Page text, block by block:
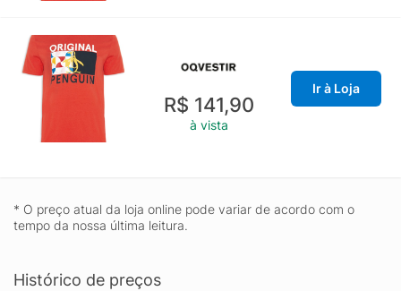
R$ 141,90
à vista
Ir à Loja
* O preço atual da loja online pode variar de acordo com o
tempo da nossa última leitura.
Histórico de preços